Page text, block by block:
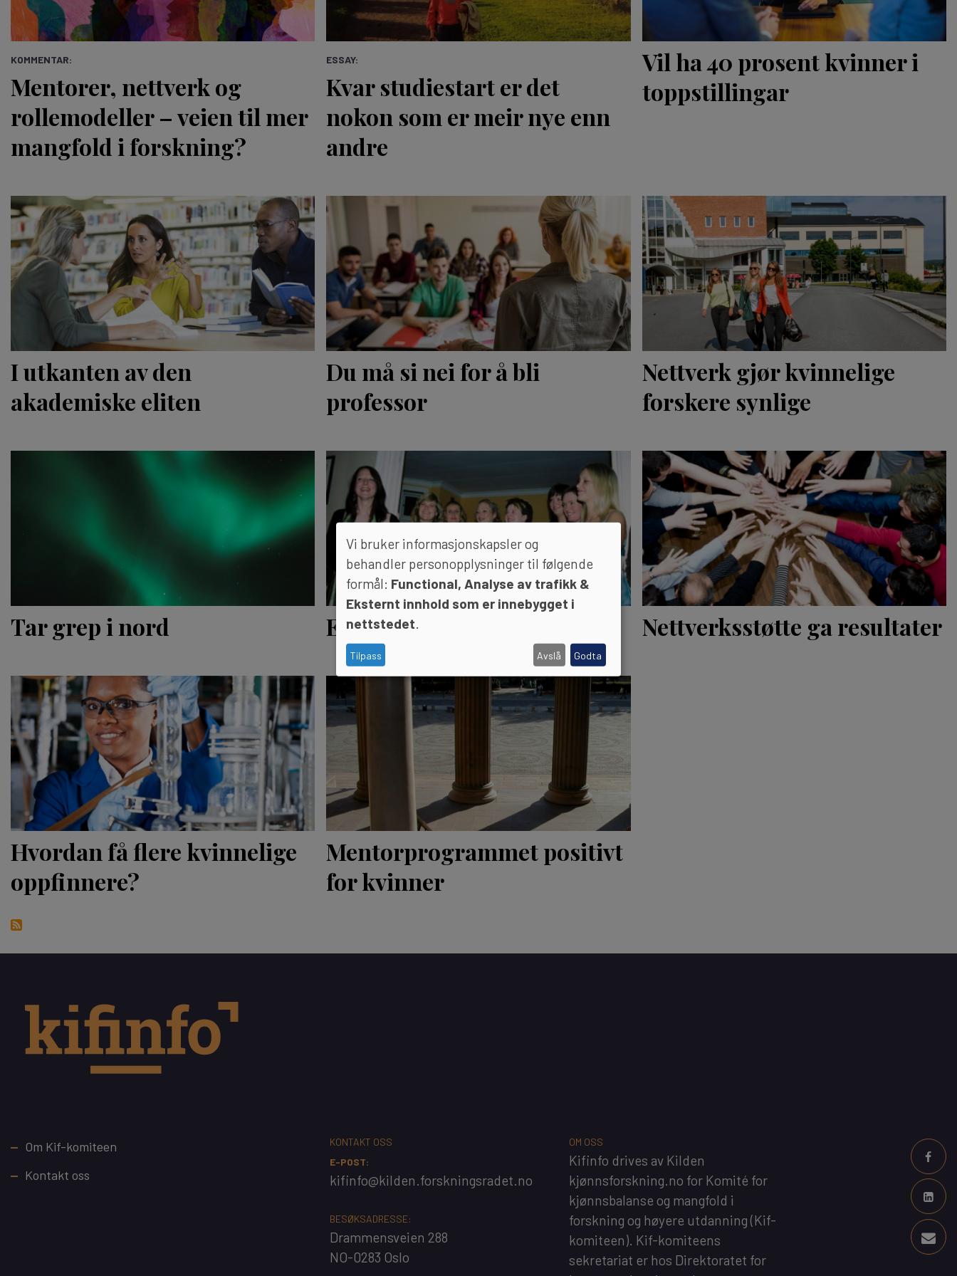
KOMMENTAR:
Mentorer, nettverk og
rollemodeller – veien til mer
mangfold i forskning?
ESSAY:
Kvar studiestart er det
nokon som er meir nye enn
andre
Vil ha 40 prosent kvinner i
toppstillingar
I utkanten av den
akademiske eliten
Du må si nei for å bli
professor
Nettverk gjør kvinnelige
forskere synlige
Tar grep i nord Et godt sted å være Nettverksstøtte ga resultater
Hvordan få flere kvinnelige
oppfinnere?
Mentorprogrammet positivt
for kvinner
Footer
Om Kif-komiteen
Kontakt oss
KONTAKT OSS
E-POST:
kifinfo@kilden.forskningsradet.no
BESØKSADRESSE:
Drammensveien 288
NO-0283 Oslo
OM OSS
Kifinfo drives av Kilden
kjønnsforskning.no for Komité for
kjønnsbalanse og mangfold i
forskning og høyere utdanning(Kif-
komiteen). Kif-komiteens
sekretariat er hos Direktoratet for
Vi bruker informasjonskapsler og
behandler personopplysninger til følgende
formål: Functional, Analyse av trafikk &
Eksternt innhold som er innebygget i
nettstedet.
Tilpass Avslå Godta